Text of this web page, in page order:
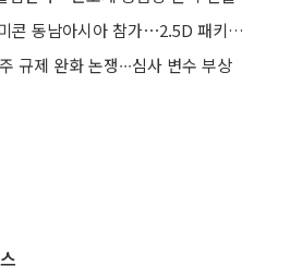
한미반도체, 2026 세미콘 동남아시아 참가⋯2.5D 패키징 TC 본더 소개
규제 완화 논쟁∙∙∙심사 변수 부상